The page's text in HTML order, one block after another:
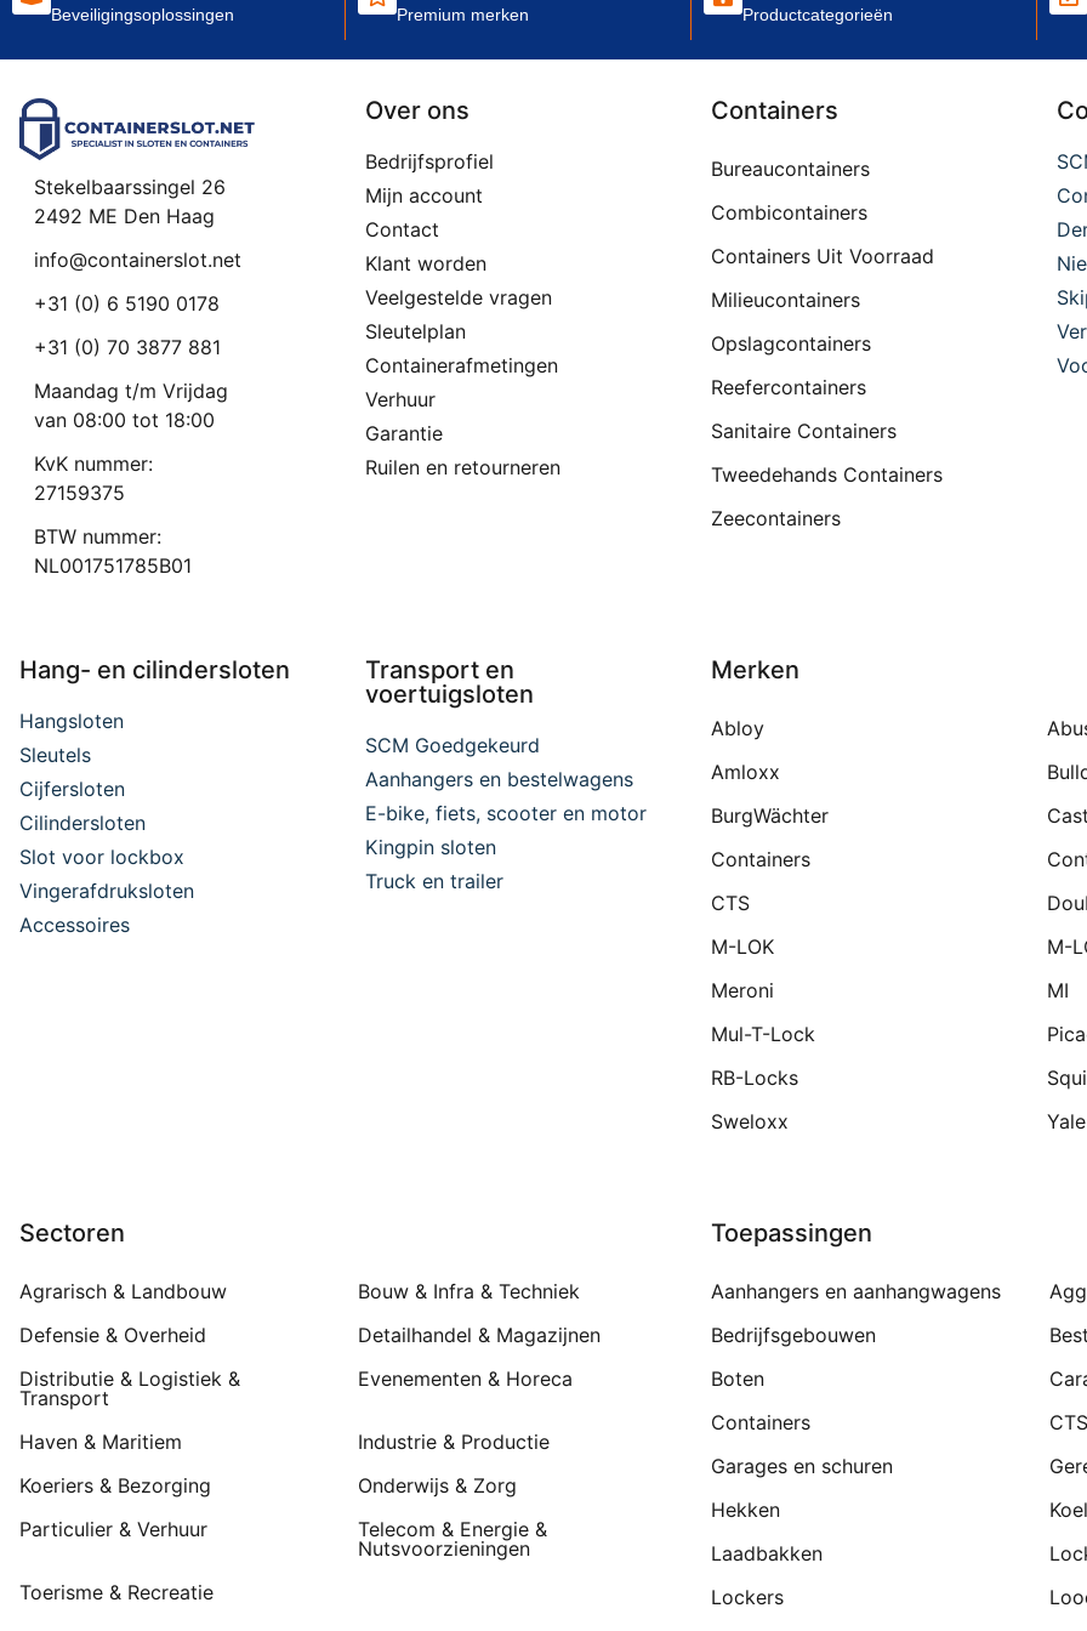
Beveiligingsoplossingen Premium merken Productcategorieën
Stekelbaarssingel 26
2492 ME Den Haag
info@containerslot.net
+31 (0) 6 5190 0178
+31 (0) 70 3877 881
Maandag t/m Vrijdag
van 08:00 tot 18:00
KvK nummer:
27159375
BTW nummer:
NL001751785B01
Over ons
Bedrijfsprofiel
Mijn account
Contact
Klant worden
Veelgestelde vragen
Sleutelplan
Containerafmetingen
Verhuur
Garantie
Ruilen en retourneren
Containers
Bureaucontainers
Combicontainers
Containers Uit Voorraad
Milieucontainers
Opslagcontainers
Reefercontainers
Sanitaire Containers
Tweedehands Containers
Zeecontainers
Hang- en cilindersloten
Hangsloten
Sleutels
Cijfersloten
Cilindersloten
Slot voor lockbox
Vingerafdruksloten
Accessoires
Transport en
voertuigsloten
SCM Goedgekeurd
Aanhangers en bestelwagens
E-bike, fiets, scooter en motor
Kingpin sloten
Truck en trailer
Merken
Abloy
Amloxx
BurgWächter
Containers
CTS
M-LOK
M-
Meroni
MI
Mul-T-Lock
RB-Locks
Sweloxx
Yale
Sectoren
Agrarisch & Landbouw
Bouw & Infra & Techniek
Defensie & Overheid
Detailhandel & Magazijnen
Distributie & Logistiek &
Transport
Evenementen & Horeca
Haven & Maritiem
Industrie & Productie
Koeriers & Bezorging
Onderwijs & Zorg
Particulier & Verhuur
Telecom & Energie &
Nutsvoorzieningen
Toerisme & Recreatie
Toepassingen
Aanhangers en aanhangwagens
Bedrijfsgebouwen
Boten
Containers
Garages en schuren
Hekken
Laadbakken
Lockers